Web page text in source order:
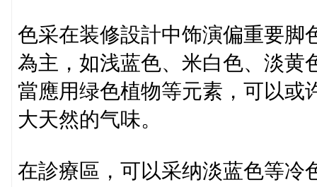
色采在装修設計中饰演偏重要脚
為主，如浅蓝色、米白色、淡黄
當應用绿色植物等元素，可以或
大天然的气味。
在診療區，可以采纳淡蓝色等冷